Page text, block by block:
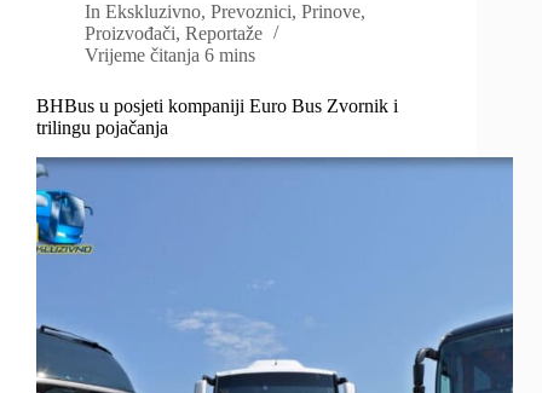
In Ekskluzivno,Prevoznici,Prinove,
Proizvođači, Reportaže
Vrijeme čitanja 6 mins
BHBus u posjeti kompaniji Euro Bus Zvornik i
trilingu pojačanja